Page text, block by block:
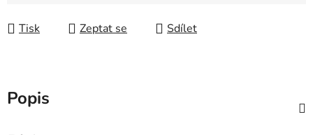
Tisk Zeptat se Sdílet
Popis